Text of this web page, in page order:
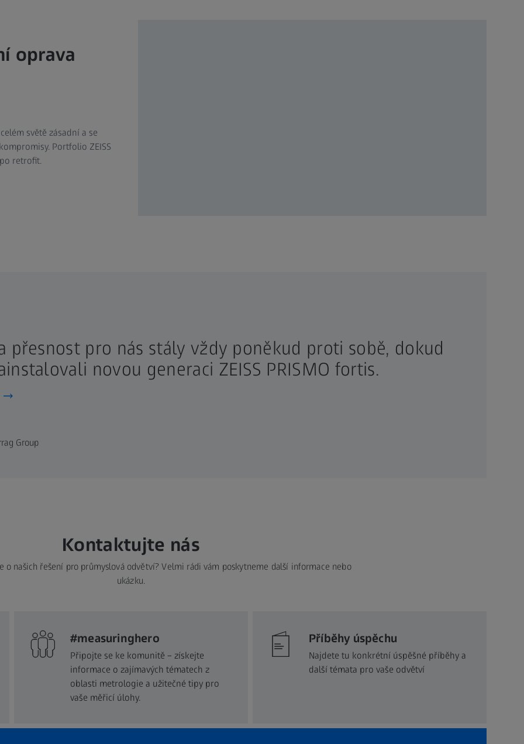
oprava
světě zásadní a se
Portfolio ZEISS
retrofit.​
přesnost pro nás stály vždy poněkud proti sobě, dokud
novou generaci ZEISS PRISMO fortis.
Group
Kontaktujte nás
o našich řešení pro průmyslová odvětví? Velmi rádi vám poskytneme další informace nebo
ukázku.
#measuringhero
Připojte se ke komunitě – získejte
informace o zajímavých tématech z
oblasti metrologie a užitečné tipy pro
vaše měřicí úlohy.
Příběhy úspěchu
Najdete tu konkrétní úspěšné příběhy a
další témata pro vaše odvětví